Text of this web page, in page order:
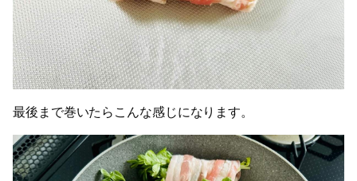
最後まで巻いたらこんな感じになります。